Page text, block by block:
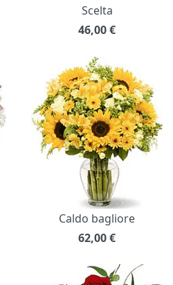
Scelta
46,00€
Caldo bagliore
62,00€